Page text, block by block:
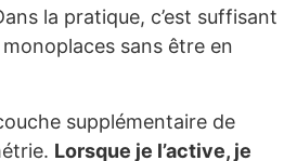
la pratique, c’est suffisant
sans être en
supplémentaire de
Lorsque je l’active, je